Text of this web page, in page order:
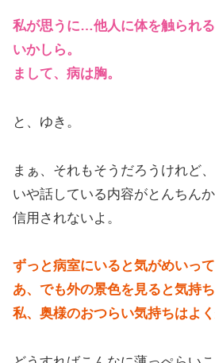
私が思うに…他人に体を触られ
いかしら。
まして、病は胸。
と、ゆき。
まぁ、それもそうだろうけれど
いや話している内容がとんちん
信用されないよ。
ずっと病室にいると気がめいって
あ、でも外の景色を見ると気持ち
私、奥様のおつらい気持ちはよく